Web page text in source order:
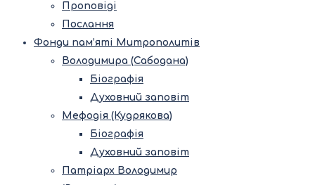
Проповіді
Послання
Фонди пам’яті Митрополитів
Володимира (Сабодана)
Біографія
Духовний заповіт
Мефодія (Кудрякова)
Біографія
Духовний заповіт
Патріарх Володимир